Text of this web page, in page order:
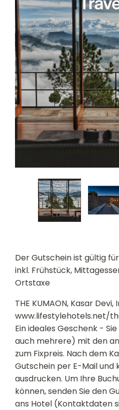
Der Gutschein ist gültig
inkl. Frühstück,
Ortstaxe
THE KUMAON, Kasar Devi,
www.lifestylehotels.net/
Ein ideales Geschenk -
auch mehrere) mit den
zum Fixpreis. Nach dem
Gutschein per E-Mail und
ausdrucken. Um Ihre
können, senden Sie den
ans Hotel (Kontaktdaten